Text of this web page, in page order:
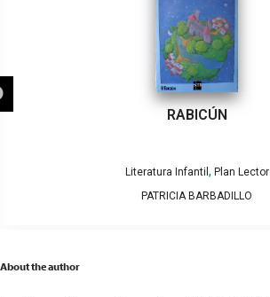
RABICÚN
Literatura Infantil , Plan Lector
PATRICIA BARBADILLO
About the author